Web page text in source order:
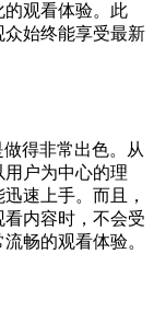
的观看体验。此
始终能享受最新
得非常出色。从
户为中心的理
速上手。而且，
内容时，不会受
畅的观看体验。